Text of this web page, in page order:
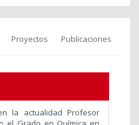
Proyectos Publicaciones
la actualidad Profesor